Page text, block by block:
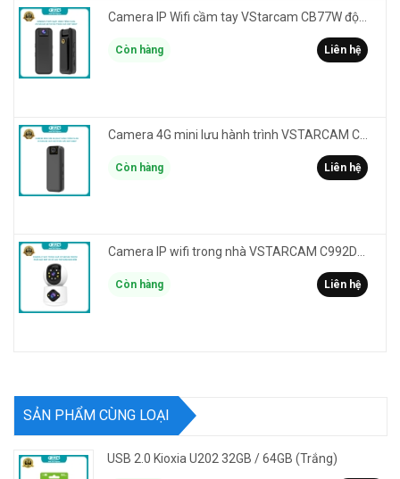
Camera IP Wifi cầm tay VStarcam CB77W độ phân giải 3MP FullHD 1080P - ghi hành trình làm Vlog
Còn hàng Liên hệ
Còn hàng Liên hệ
Camera IP wifi trong nhà VSTARCAM C992DR phân giải HD 2MP 2 màn hình - báo động, đàm thoại, có màu
Còn hàng Liên hệ
SẢN PHẨM CÙNG LOẠI
USB 2.0 Kioxia U202 32GB / 64GB (Trắng)